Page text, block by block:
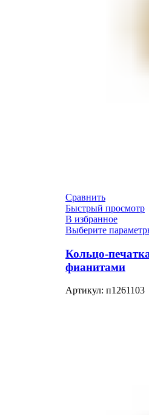
Сравнить
Быстрый просмотр
В избранное
Выберите
Кольцо-
фианитами
Артикул: п1261103